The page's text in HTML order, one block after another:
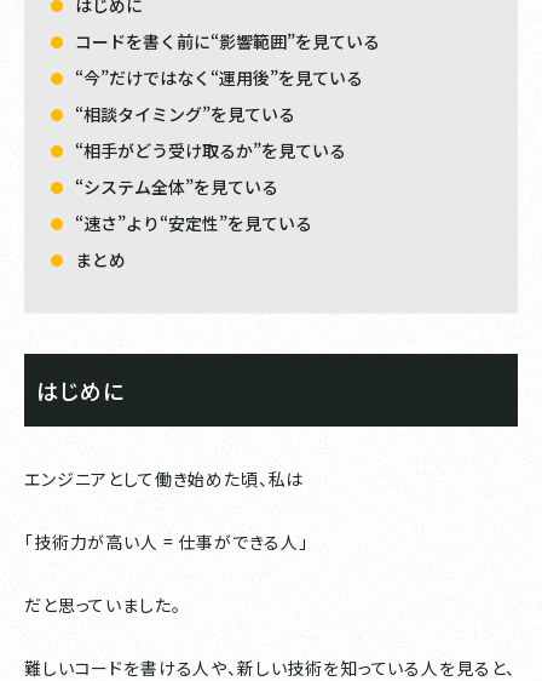
はじめに
コードを書く前に“影響範囲”を見ている
“今”だけではなく“運用後”を見ている
“相談タイミング”を見ている
“相手がどう受け取るか”を見ている
“システム全体”を見ている
“速さ”より“安定性”を見ている
まとめ
はじめに
エンジニアとして働き始めた頃、私は
「技術力が高い人 = 仕事ができる人」
だと思っていました。
難しいコードを書ける人や、新しい技術を知っている人を見ると、